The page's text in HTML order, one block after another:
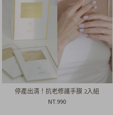
停產出清！抗老修護手膜 2入組
NT.990